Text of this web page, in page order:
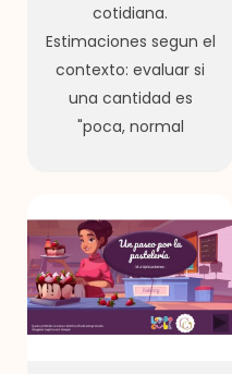
cotidiana.
Estimaciones segun el
contexto: evaluar si
una cantidad es
"poca, normal